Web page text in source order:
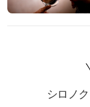
シロノ